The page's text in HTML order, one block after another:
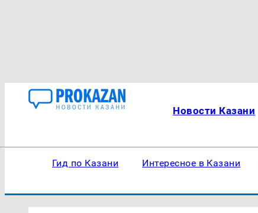
Новости Казани
Гид по Казани Интересное в Казани